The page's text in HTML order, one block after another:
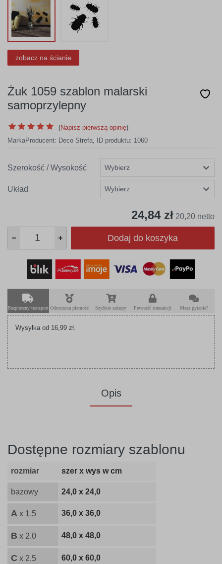
zobacz na ścianie
Żuk 1059 szablon malarski
samoprzylepny
(Napisz pierwszą opinię)
MarkaProducent: Deco Strefa, ID produktu: 1060
Szerokość / Wysokość
Układ
24,84 zł 20,20 netto
Dodaj do koszyka
Bezpieczny transport Odroczona płatność Szybkie zakupy Pewność transakcji Masz pytanie?
Wysyłka od 16,99 zł.
Opis
Dostępne rozmiary szablonu
rozmiar szer x wys w cm
bazowy 24,0 x 24,0
A x 1.5 36,0 x 36,0
B x 2.0 48,0 x 48,0
C x 2.5 60,0 x 60,0